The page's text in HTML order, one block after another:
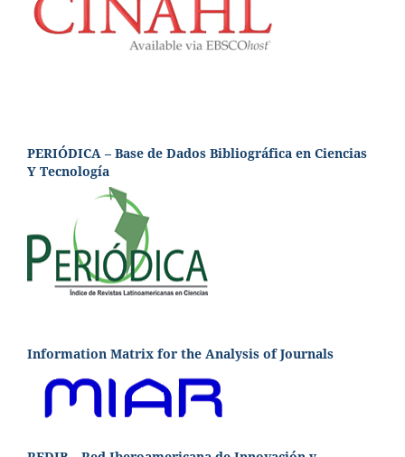
PERIÓDICA – Base de Dados Bibliográfica en Ciencias
Y Tecnología
Information Matrix for the Analysis of Journals